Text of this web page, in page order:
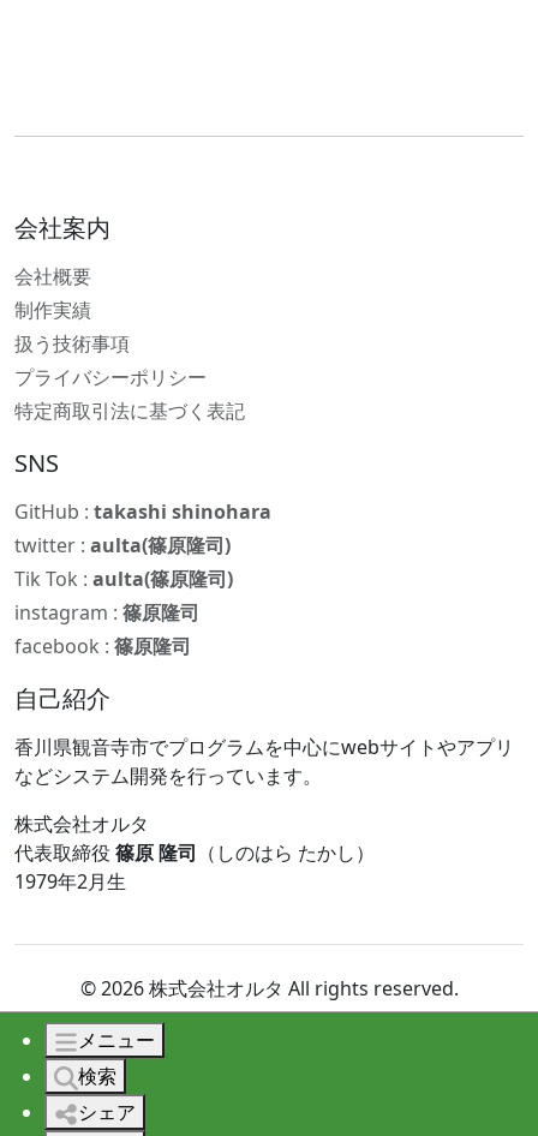
会社案内
会社概要
制作実績
扱う技術事項
プライバシーポリシー
特定商取引法に基づく表記
SNS
GitHub : takashi shinohara
twitter : aulta(篠原隆司)
Tik Tok : aulta(篠原隆司)
instagram : 篠原隆司
facebook : 篠原隆司
自己紹介
香川県観音寺市でプログラムを中心にwebサイトやアプリ
などシステム開発を行っています。
株式会社オルタ
代表取締役 篠原 隆司 （しのはら たかし）
1979年2月生
© 2026 株式会社オルタ All rights reserved.
メニュー
検索
シェア